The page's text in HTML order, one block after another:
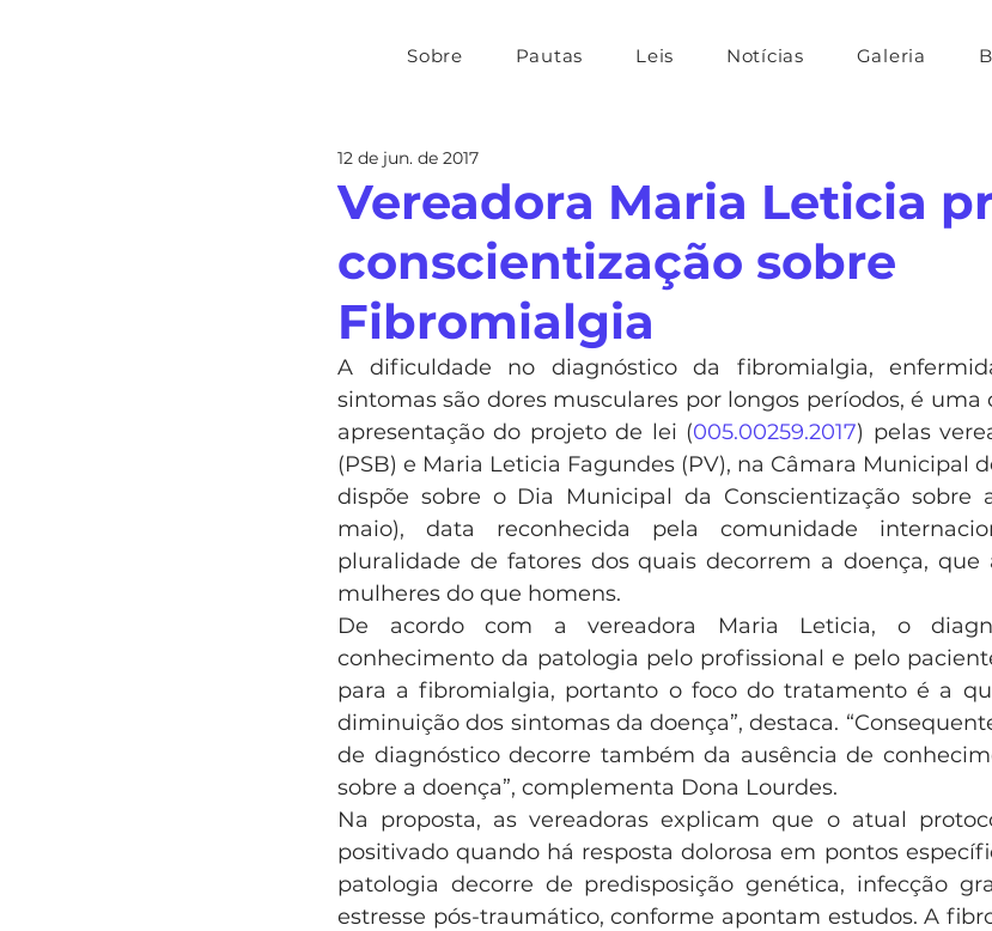
Sobre Pautas Leis Notícias Galeria
Vereadora Maria Leticia
conscientização sobre
Fibromialgia
12 de jun. de 2017
A dificuldade no diagnóstico da fibromialgia,
sintomas são dores musculares por longos períodos, é uma
apresentação do projeto de lei (005.00259.2017) pelas
(PSB) e Maria Leticia Fagundes (PV), na Câmara Municipal
dispõe sobre o Dia Municipal da Conscientização sobre
maio), data reconhecida pela comunidade
pluralidade de fatores dos quais decorrem a doença, que
mulheres do que homens.
De acordo com a vereadora Maria Leticia, o
conhecimento da patologia pelo profissional e pelo
para a fibromialgia, portanto o foco do tratamento é a
diminuição dos sintomas da doença”, destaca.
de diagnóstico decorre também da ausência de
sobre a doença”, complementa Dona Lourdes.
Na proposta, as vereadoras explicam que o atual
positivado quando há resposta dolorosa em pontos
patologia decorre de predisposição genética, infecção
estresse pós-traumático, conforme apontam estudos. A